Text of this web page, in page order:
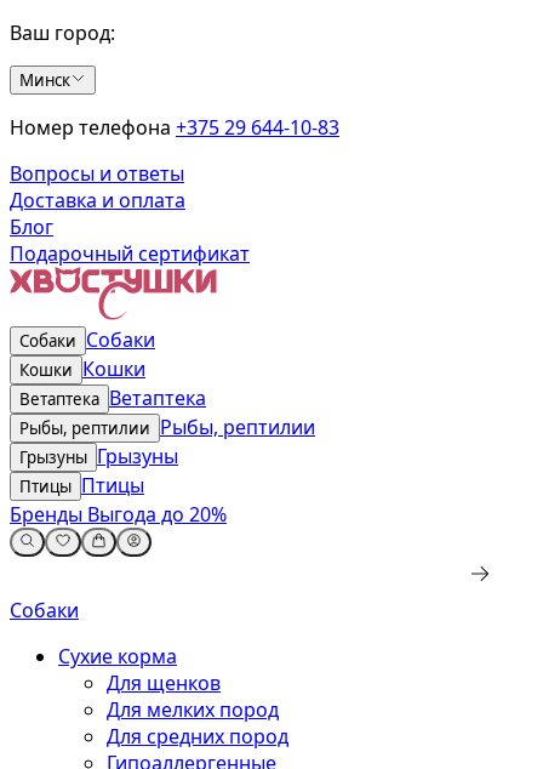
Ваш город:
Минск
Номер телефона +375 29 644-10-83
Вопросы и ответы
Доставка и оплата
Блог
Подарочный сертификат
Собаки Собаки
Кошки Кошки
Ветаптека Ветаптека
Рыбы, рептилии Рыбы, рептилии
Грызуны Грызуны
Птицы Птицы
Бренды Выгода до 20%
Собаки
Сухие корма
Для щенков
Для мелких пород
Для средних пород
Гипоаллергенные